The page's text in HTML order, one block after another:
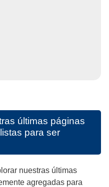
últimas páginas
para ser
nuestras últimas
agregadas para